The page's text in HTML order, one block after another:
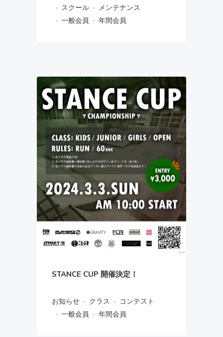
· スクール · メンテナンス
· 一般会員 · 年間会員
STANCE CUP 開催決定！
お知らせ · クラス · コンテスト
· 一般会員 · 年間会員